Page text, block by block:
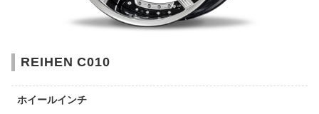
REIHEN C010
ホイールインチ